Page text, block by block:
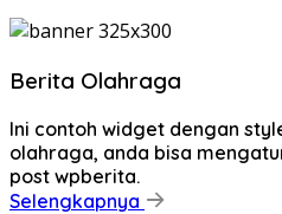
Berita Olahraga
Ini contoh widget dengan
olahraga, anda bisa
post wpberita.
Selengkapnya